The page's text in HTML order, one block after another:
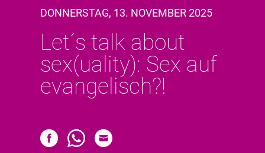
DONNERSTAG, 13. NOVEMBER 2025
Let´s talk about
sex(uality): Sex auf
evangelisch?!